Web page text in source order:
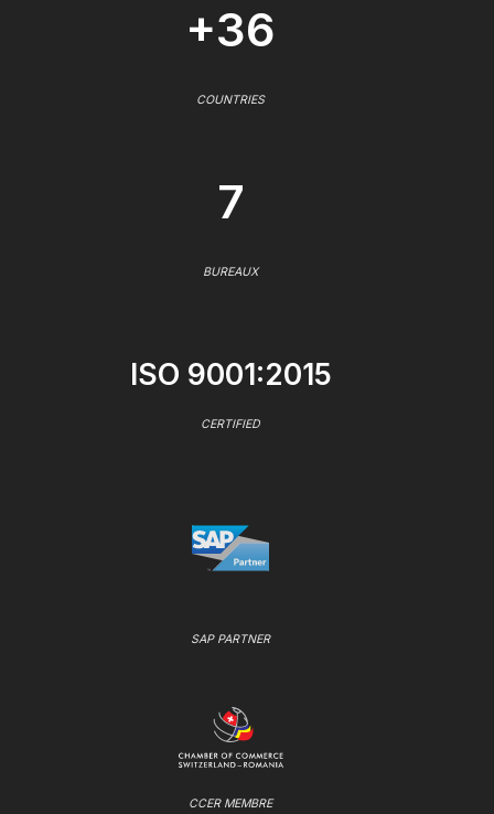
+36
COUNTRIES
7
BUREAUX
ISO 9001:2015
CERTIFIED
SAP PARTNER
CCER MEMBRE